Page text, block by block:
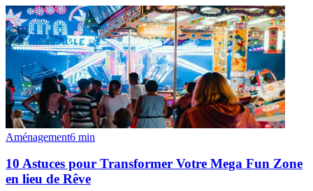
Aménagement6 min
10 Astuces pour Transformer Votre Mega Fun Zone
en lieu de Rêve